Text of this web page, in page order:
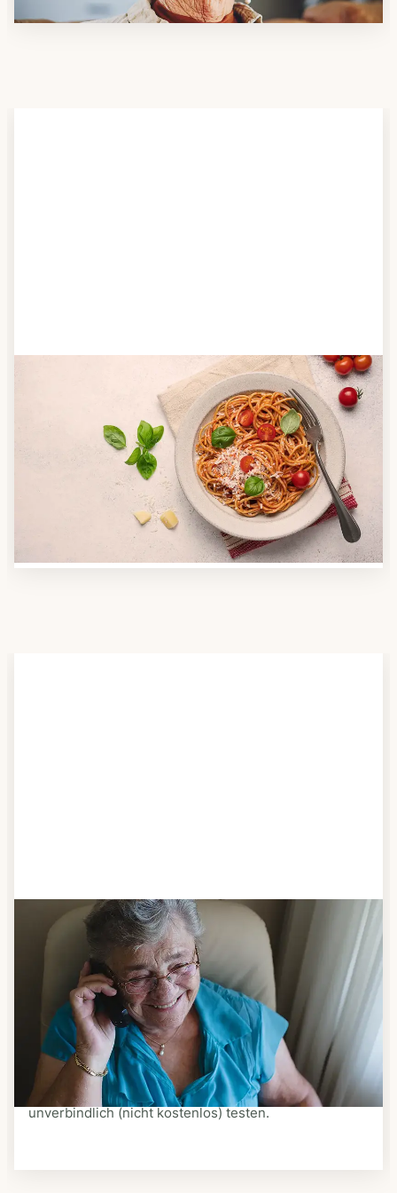
Anbieter finden
Nutzen Sie unsere große Mahlzeiten-Dienst-Suche,
um herauszufinden, welche Anbieter es in Ihrer
Region gibt und welcher am besten zu Ihnen passt.
Verschaffen Sie sich auch einen Überblick über die
Essen auf Rädern-Kosten.
Schritt 3
Bestellen & liefern lassen
Suchen Sie sich aus dem Speiseplan Ihres Anbieters
aus, was Ihnen schmeckt. Bestellen Sie telefonisch,
schriftlich oder im Online-Shop Ihres Anbieters.
Ein Kurier liefert Ihnen das bestellte Essen zum
vereinbarten Zeitpunkt nach Hause. Bei vielen
Anbietern können Sie Essen auf Rädern auch
unverbindlich (nicht kostenlos) testen.